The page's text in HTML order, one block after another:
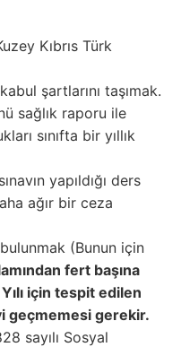
Kıbrıs Türk
şartlarını taşımak.
sağlık raporu ile
sınıfta bir yıllık
yapıldığı ders
ağır bir ceza
(Bunun için
fert başına
için tespit edilen
geçmemesi gerekir.
sayılı Sosyal